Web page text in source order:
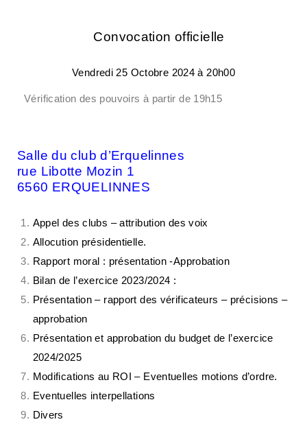
Convocation officielle
Vendredi 25 Octobre 2024 à 20h00
Vérification des pouvoirs à partir de 19h15
Salle du club d’Erquelinnes
rue Libotte Mozin 1
6560 ERQUELINNES
Appel des clubs – attribution des voix
Allocution présidentielle.
Rapport moral : présentation -Approbation
Bilan de l’exercice 2023/2024 :
Présentation – rapport des vérificateurs – précisions –
approbation
Présentation et approbation du budget de l’exercice
2024/2025
Modifications au ROI – Eventuelles motions d’ordre.
Eventuelles interpellations
Divers